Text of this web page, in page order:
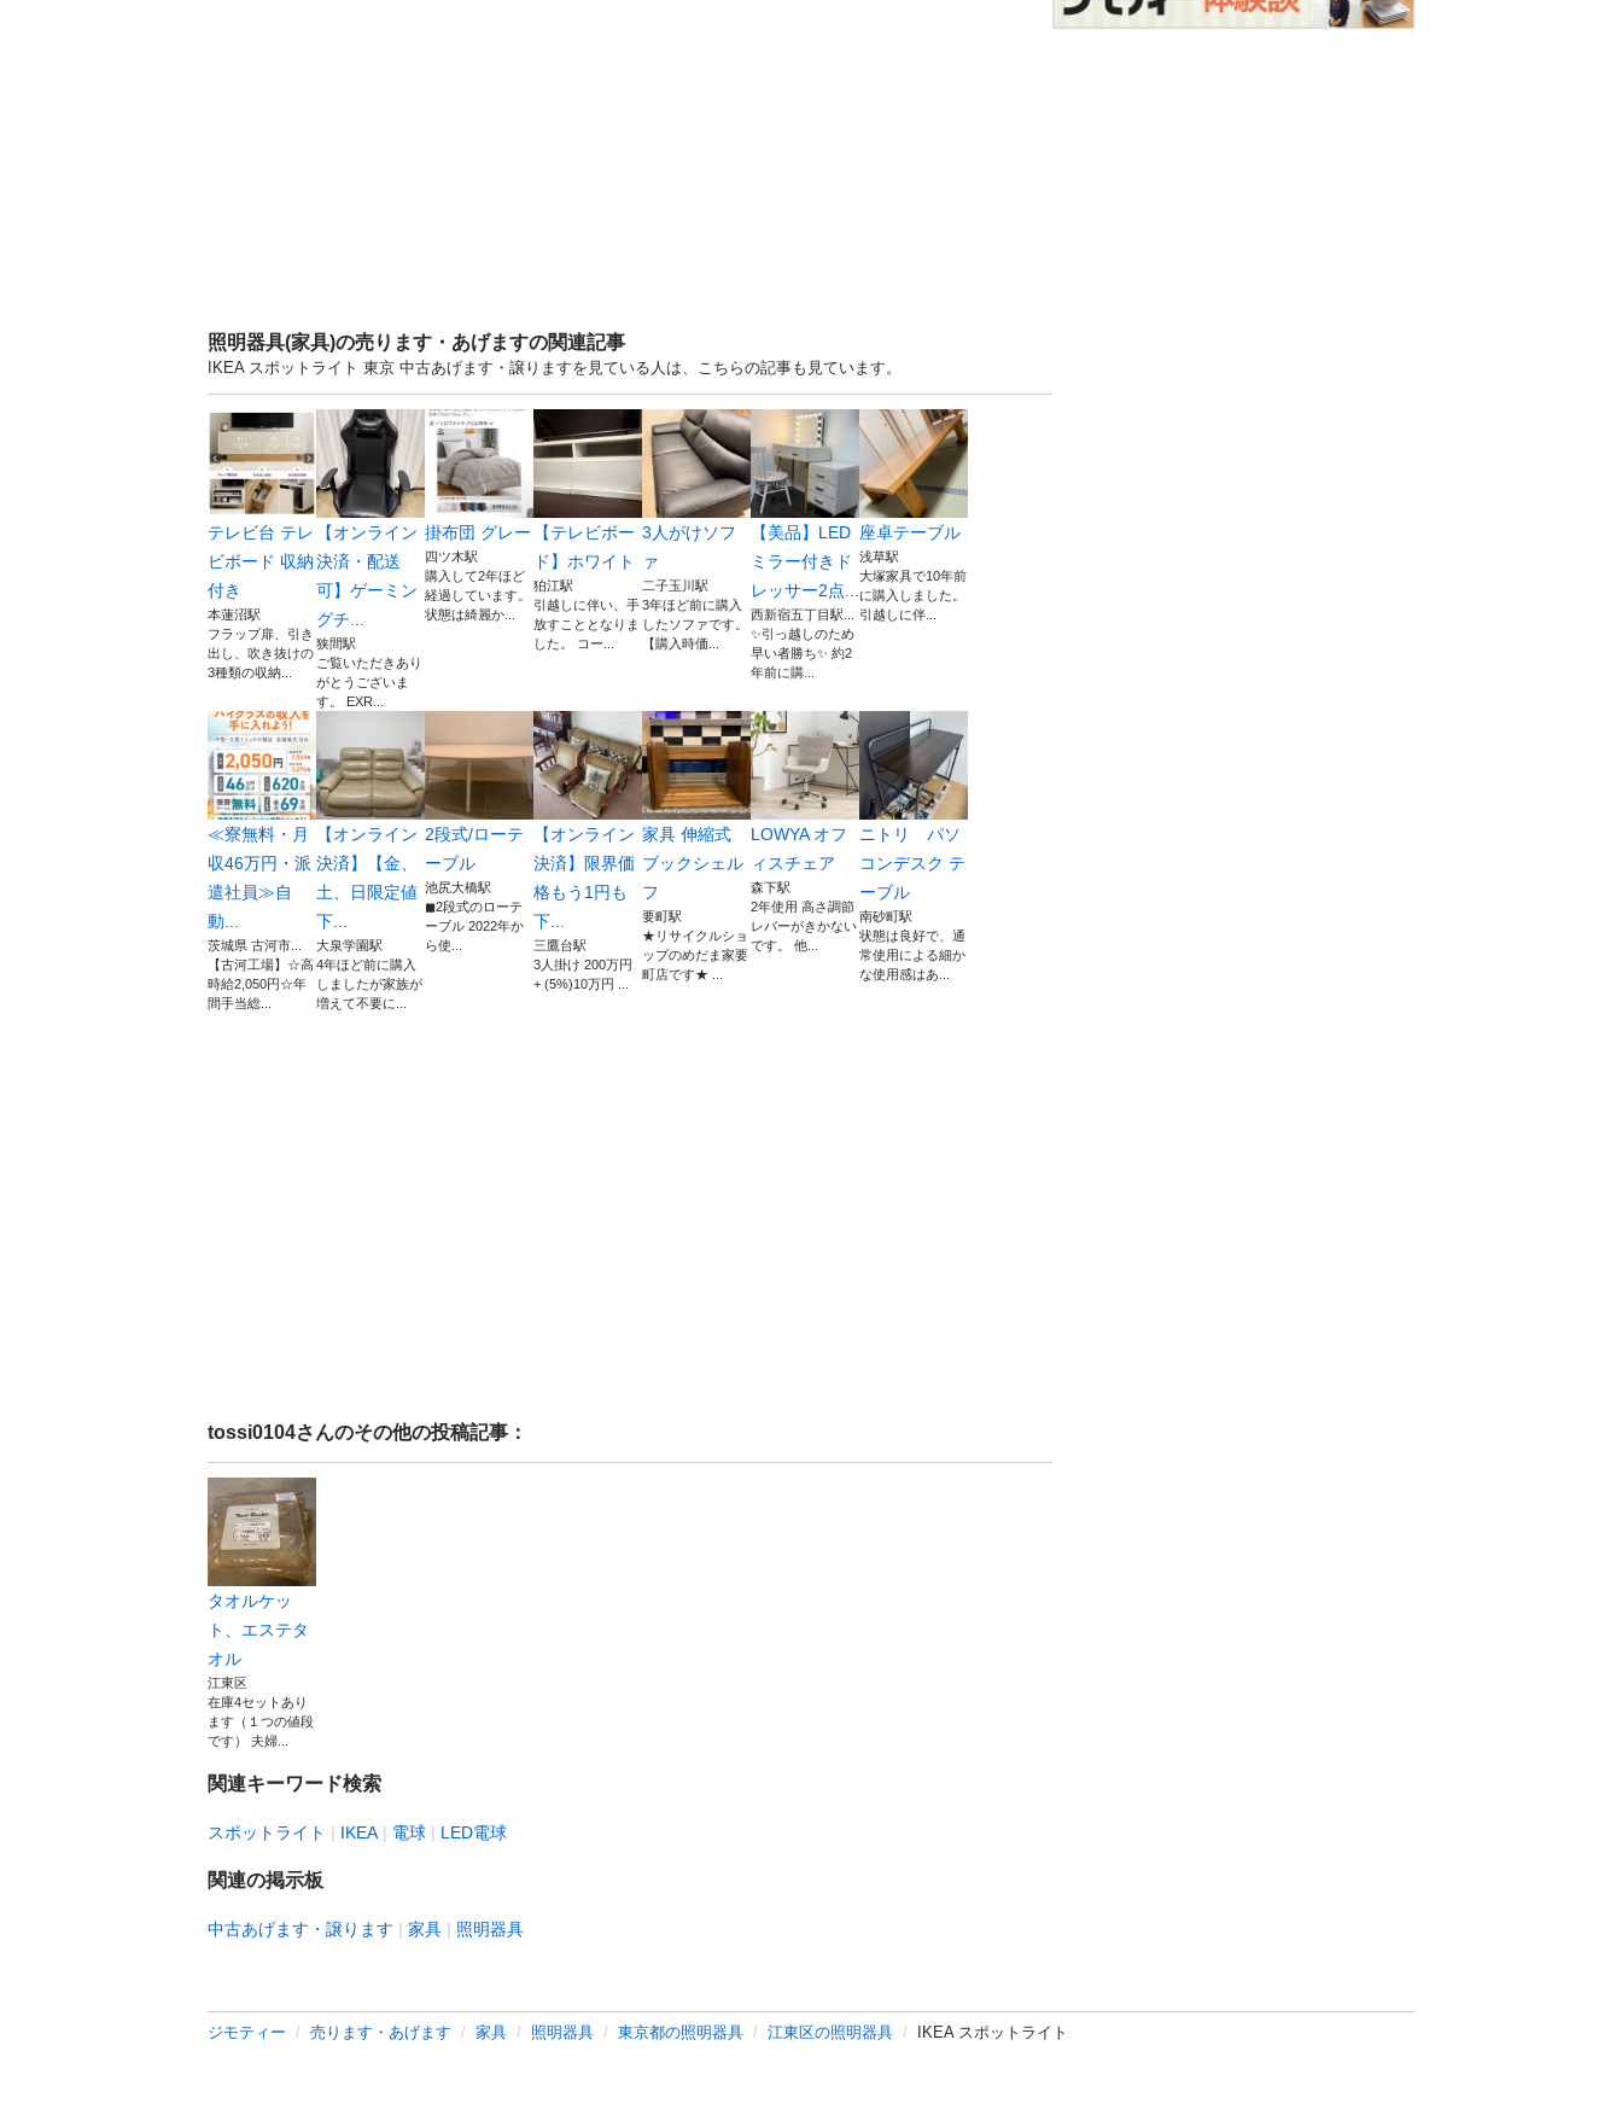
照明器具(家具)の売ります・あげますの関連記事
IKEA スポットライト 東京 中古あげます・譲りますを見ている人は、こちらの記事も見ています。
テレビ台 テレ
ビボード 収納
付き
本蓮沼駅
フラップ扉、引き
出し、吹き抜けの
3種類の収納...
【オンライン
決済・配送
可】ゲーミン
グチ...
狭間駅
ご覧いただきあり
がとうございま
す。 EXR...
掛布団 グレー
四ツ木駅
購入して2年ほど
経過しています。
状態は綺麗か...
【テレビボー
ド】ホワイト
狛江駅
引越しに伴い、手
放すこととなりま
した。 コー...
3人がけソフ
ァ
二子玉川駅
3年ほど前に購入
したソファです。
【購入時価...
【美品】LED
ミラー付きド
レッサー2点...
西新宿五丁目駅...
✨引っ越しのため
早い者勝ち✨ 約2
年前に購...
座卓テーブル
浅草駅
大塚家具で10年前
に購入しました。
引越しに伴...
≪寮無料・月
収46万円・派
遣社員≫自
動...
茨城県 古河市...
【古河工場】☆高
時給2,050円☆年
間手当総...
【オンライン
決済】【金、
土、日限定値
下...
大泉学園駅
4年ほど前に購入
しましたが家族が
増えて不要に...
2段式/ローテ
ーブル
池尻大橋駅
◼︎2段式のローテ
ーブル 2022年か
ら使...
【オンライン
決済】限界価
格もう1円も
下...
三鷹台駅
3人掛け 200万円
+ (5%)10万円 ...
家具 伸縮式
ブックシェル
フ
要町駅
★リサイクルショ
ップのめだま家要
町店です★ ...
LOWYA オフ
ィスチェア
森下駅
2年使用 高さ調節
レバーがきかない
です。 他...
ニトリ パソ
コンデスク テ
ーブル
南砂町駅
状態は良好で、通
常使用による細か
な使用感はあ...
tossi0104さんのその他の投稿記事：
タオルケッ
ト、エステタ
オル
江東区
在庫4セットあり
ます（１つの値段
です） 夫婦...
関連キーワード検索
スポットライト IKEA 電球 LED電球
関連の掲示板
中古あげます・譲ります 家具 照明器具
ジモティー 売ります・あげます 家具 照明器具 東京都の照明器具 江東区の照明器具 IKEA スポットライト